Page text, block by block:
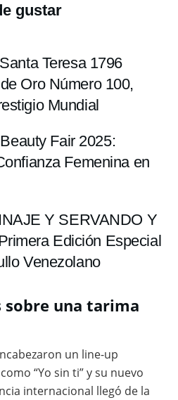
gustar
Teresa 1796
Oro Número 100,
Mundial
Fair 2025:
Femenina en
Y SERVANDO Y
Edición Especial
Venezolano
sobre una tarima
un line-up
“Yo sin ti” y su nuevo
internacional llegó de la